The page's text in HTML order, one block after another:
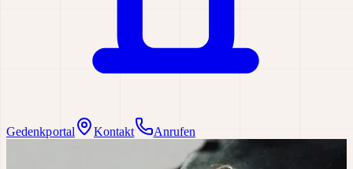
Gedenkportal Kontakt Anrufen